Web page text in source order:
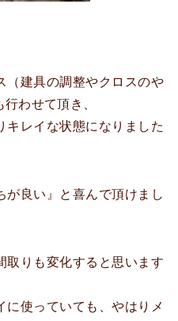
（建具の調整やクロスのや
わせて頂き、
キレイな状態になりました
が良い』と喜んで頂けまし
取りも変化すると思います
に使っていても、やはりメ